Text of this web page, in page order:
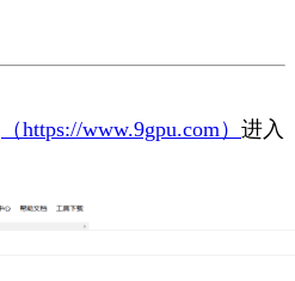
（https://www.9gpu.com） 进入